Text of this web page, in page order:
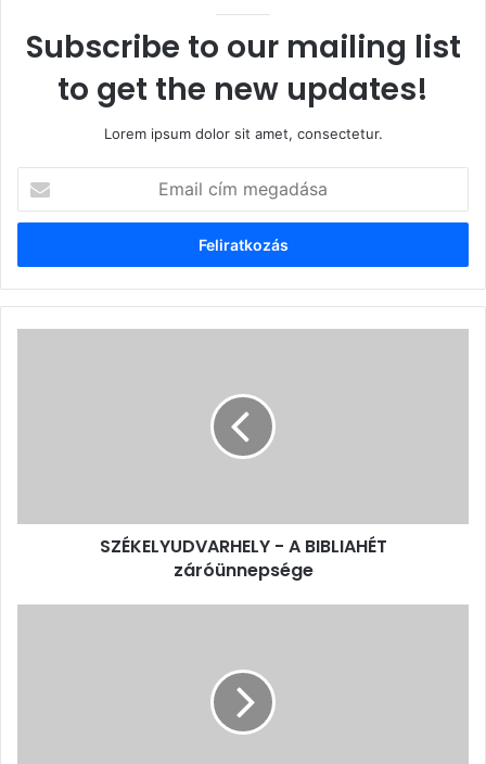
Subscribe to our mailing list
to get the new updates!
Lorem ipsum dolor sit amet, consectetur.
cím
megadása
SZÉKELYUDVARHELY - A BIBLIAHÉT
záróünnepsége